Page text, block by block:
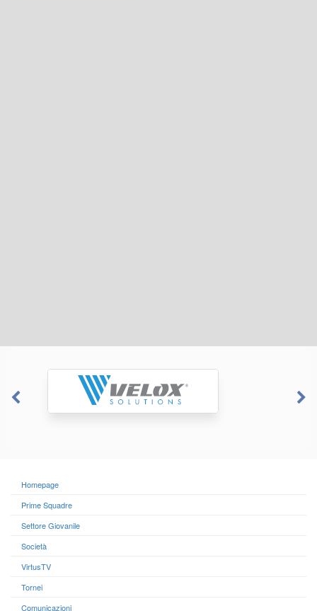
Homepage
Prime Squadre
Settore Giovanile
Società
VirtusTV
Tornei
Comunicazioni